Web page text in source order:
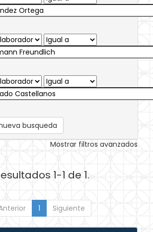
busqueda
Mostrar filtros avanzados
1-1 de 1.
1 Siguiente